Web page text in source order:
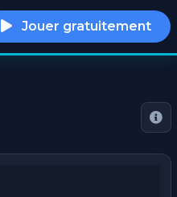
Jouer gratuitement